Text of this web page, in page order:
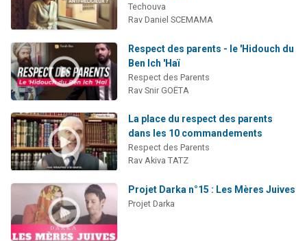
Techouva
Rav Daniel SCEMAMA
Respect des parents - le 'Hidouch du
Ben Ich 'Haï
Respect des Parents
Rav Snir GOËTA
La place du respect des parents
dans les 10 commandements
Respect des Parents
Rav Akiva TATZ
Projet Darka n°15 : Les Mères Juives
Projet Darka